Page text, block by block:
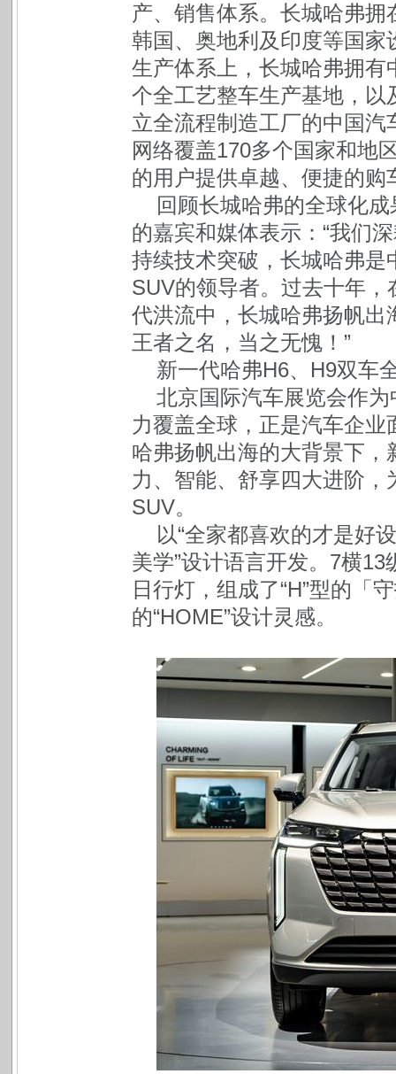
产、销售体系。长城哈弗
韩国、奥地利及印度等国
生产体系上，长城哈弗拥
个全工艺整车生产基地，
立全流程制造工厂的中国
网络覆盖170多个国家和地
的用户提供卓越、便捷的购
回顾长城哈弗的全球化
的嘉宾和媒体表示：“我们
持续技术突破，长城哈弗
SUV的领导者。过去十年
代洪流中，长城哈弗扬帆
王者之名，当之无愧！”
新一代哈弗H6、H9双车
北京国际汽车展览会作为
力覆盖全球，正是汽车企
哈弗扬帆出海的大背景下
力、智能、舒享四大进阶
SUV。
以“全家都喜欢的才是好
美学”设计语言开发。7横
日行灯，组成了“H”型的「
的“HOME”设计灵感。